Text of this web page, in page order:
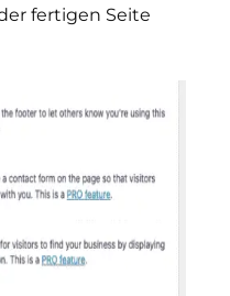
fertigen Seite